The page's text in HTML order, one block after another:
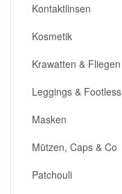
Kontaktlinsen
Kosmetik
Krawatten & Fliegen
Leggings & Footless
Masken
Mützen, Caps & Co
Patchouli